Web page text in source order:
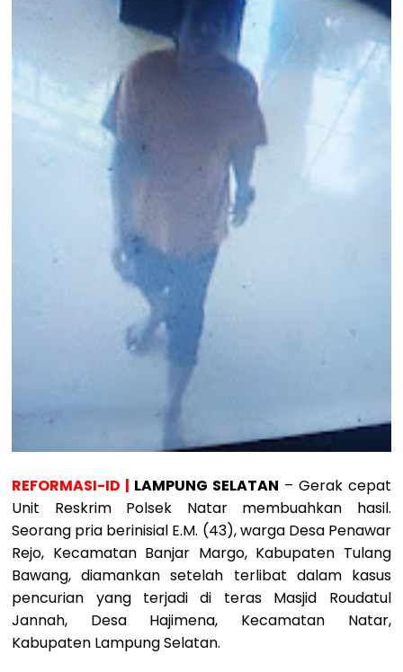
REFORMASI-ID | LAMPUNG SELATAN – Gerak cepat
Unit Reskrim Polsek Natar membuahkan hasil.
Seorang pria berinisial E.M. (43), warga Desa Penawar
Rejo, Kecamatan Banjar Margo, Kabupaten Tulang
Bawang, diamankan setelah terlibat dalam kasus
pencurian yang terjadi di teras Masjid Roudatul
Jannah, Desa Hajimena, Kecamatan Natar,
Kabupaten Lampung Selatan.